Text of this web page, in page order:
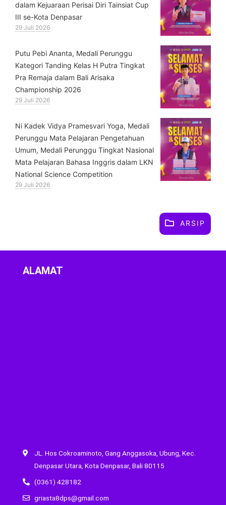
dalam Kejuaraan Perisai Diri Tainsiat Cup
III se-Kota Denpasar
29 Juli 2026
Putu Pebi Ananta, Medali Perunggu
Kategori Tanding Kelas H Putra Tingkat
Pra Remaja dalam Bali Arisaka
Championship 2026
29 Juli 2026
⁠Ni Kadek Vidya Pramesvari Yoga, Medali
Perunggu Mata Pelajaran Pengetahuan
Umum, Medali Perunggu Tingkat Nasional
Mata Pelajaran Bahasa Inggris dalam LKN
National Science Competition
29 Juli 2026
ARSIP
ALAMAT
JL. Hos Cokroaminoto, Gang Anggasoka, Ubung, Kec.
Denpasar Utara, Kota Denpasar, Bali 80115
(0361) 428182
griasta8dps@gmail.com